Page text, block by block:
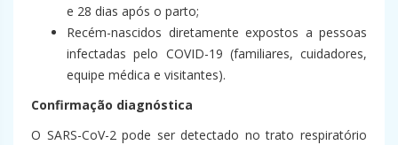
e 28 dias após o parto;
Recém-nascidos diretamente expostos a pessoas
infectadas pelo COVID-19 (familiares, cuidadores,
equipe médica e visitantes).
Confirmação diagnóstica
O SARS-CoV-2 pode ser detectado no trato respiratório